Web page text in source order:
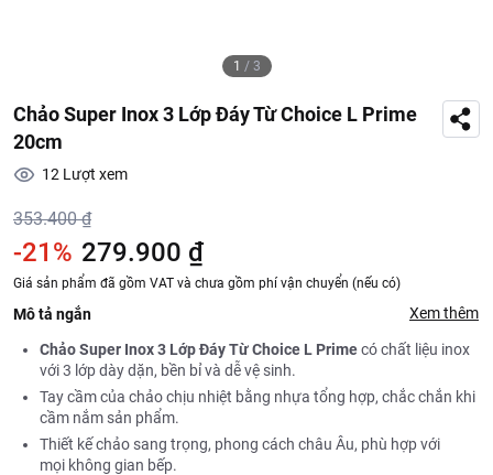
1 / 3
Chảo Super Inox 3 Lớp Đáy Từ Choice L Prime
20cm
12 Lượt xem
353.400 ₫
-21% 279.900 ₫
Giá sản phẩm đã gồm VAT và chưa gồm phí vận chuyển (nếu có)
Mô tả ngắn Xem thêm
Chảo Super Inox 3 Lớp Đáy TừChoice L Primecó chất liệu inox
với 3 lớp dày dặn, bền bỉ và dễ vệ sinh.
Tay cầm của chảo chịu nhiệt bằng nhựa tổng hợp, chắc chắn khi
cầm nắm sản phẩm.
Thiết kế chảo sang trọng, phong cách châu Âu, phù hợp với
mọi không gian bếp.